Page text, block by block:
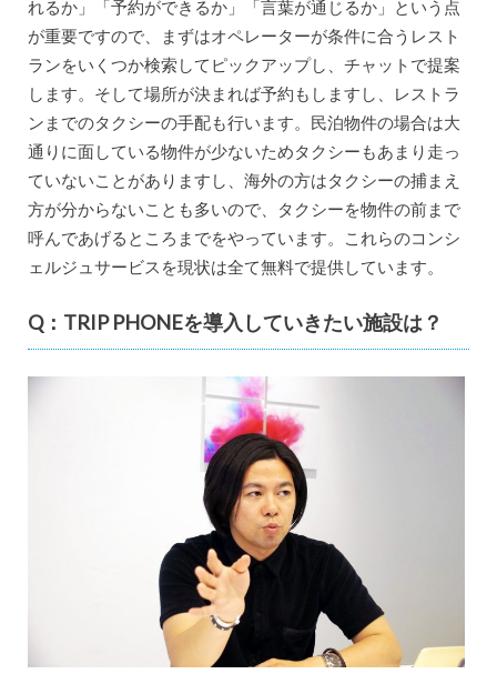
れるか」「予約ができるか」「言葉が通じるか」という点
が重要ですので、まずはオペレーターが条件に合うレスト
ランをいくつか検索してピックアップし、チャットで提案
します。そして場所が決まれば予約もしますし、レストラ
ンまでのタクシーの手配も行います。民泊物件の場合は大
通りに面している物件が少ないためタクシーもあまり走っ
ていないことがありますし、海外の方はタクシーの捕まえ
方が分からないことも多いので、タクシーを物件の前まで
呼んであげるところまでをやっています。これらのコンシ
ェルジュサービスを現状は全て無料で提供しています。
Q：TRIP PHONEを導入していきたい施設は？